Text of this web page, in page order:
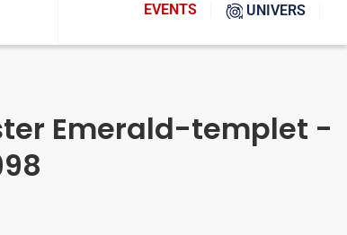
EVENTS UNIVERS
Emerald-templet -